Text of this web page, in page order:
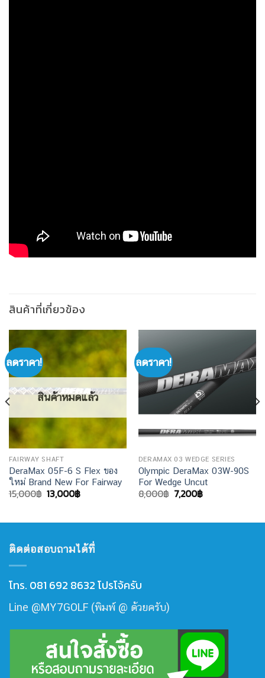
สินค้าที่เกี่ยวข้อง
ลดราคา!
สินค้าหมดแล้ว
FAIRWAY SHAFT
DeraMax 05F-6 S Flex ของ
ใหม่ Brand New For Fairway
15,000฿ Original
price
15,000฿.
13,000฿Current
13,000฿.
ลดราคา!
DERAMAX 03 WEDGE SERIES
Olympic DeraMax 03W-90S
For Wedge Uncut
8,000฿ Original
price
8,000฿.
7,200฿Current
7,200฿.
ติดต่อสอบถามได้ที่
โทร. 081 692 8632 โปรโจ้ครับ
Line @MY7GOLF (พิมพ์ @ ด้วยครับ)